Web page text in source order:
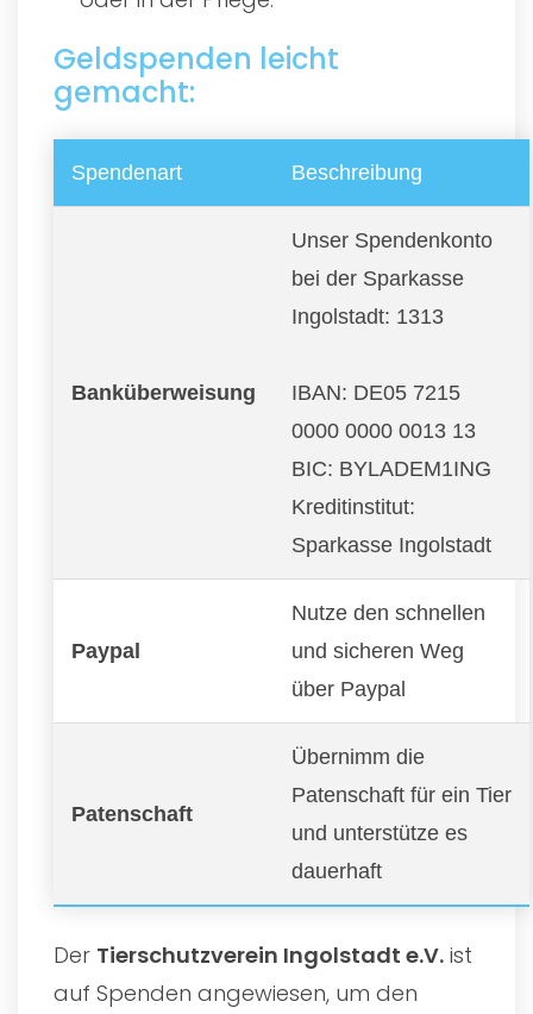
Geldspenden leicht
gemacht:
Spendenart Beschreibung
Banküberweisung
Unser Spendenkonto
bei der Sparkasse
Ingolstadt: 1313
IBAN: DE05 7215
0000 0000 0013 13
BIC: BYLADEM1ING
Kreditinstitut:
Sparkasse Ingolstadt
Paypal
Nutze den schnellen
und sicheren Weg
über Paypal
Patenschaft
Übernimm die
Patenschaft für ein Tier
und unterstütze es
dauerhaft
Der Tierschutzverein Ingolstadt e.V. ist
auf Spenden angewiesen, um den